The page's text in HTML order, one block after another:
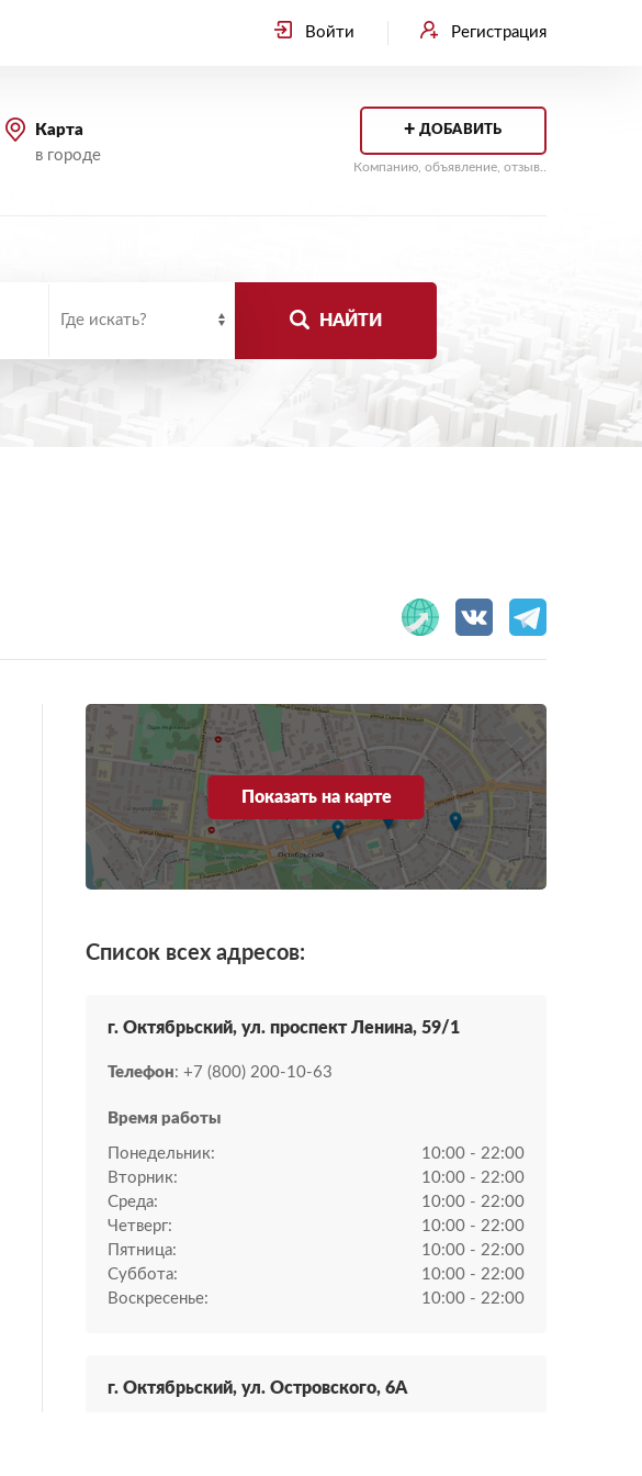
Войти Регистрация
Карта
в городе
+ ДОБАВИТЬ
Компанию, объявление, отзыв..
НАЙТИ
Показать на карте
Список всех адресов:
г. Октябрьский, ул. проспект Ленина, 59/1
Телефон: +7 (800) 200-10-63
Время работы
Понедельник:
10:00 - 22:00
Вторник:
10:00 - 22:00
Среда:
10:00 - 22:00
Четверг:
10:00 - 22:00
Пятница:
10:00 - 22:00
Суббота:
10:00 - 22:00
Воскресенье:
10:00 - 22:00
г. Октябрьский, ул. Островского, 6А